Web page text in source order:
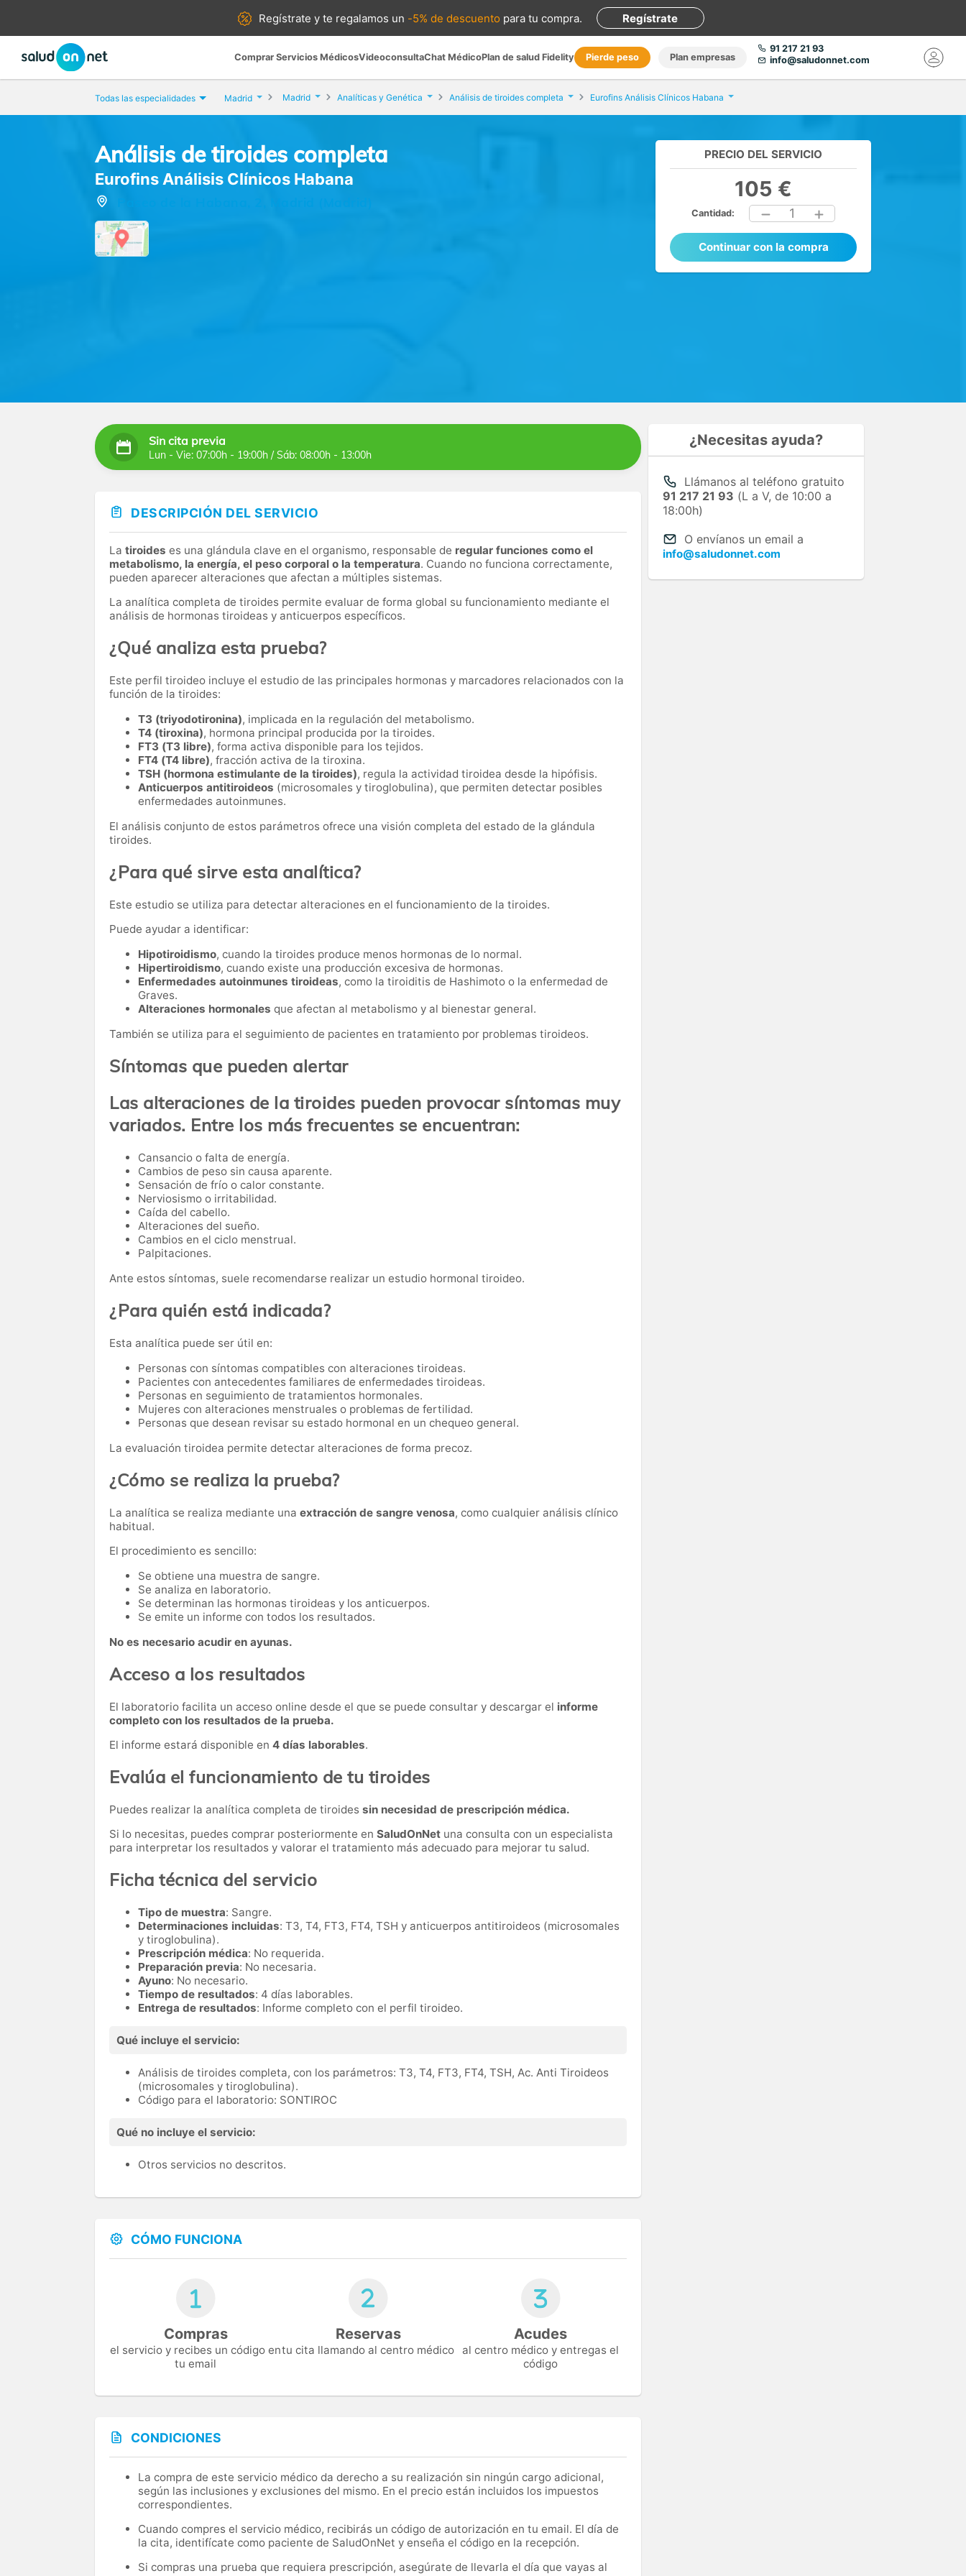
Regístrate yte regalamos un -5% de descuento para tu compra. Regístrate
Comprar Servicios MédicosVideoconsultaChat MédicoPlan de salud Fidelity Pierde peso Plan empresas
91 217 21 93
info@saludonnet.com
Todas las especialidades Madrid Madrid Analíticas y Genética Análisis de tiroides completa Eurofins Análisis Clínicos Habana
Análisis de tiroides completa
Eurofins Análisis Clínicos Habana
PRECIO DEL SERVICIO
105 €
Cantidad: 1
Continuar con la compra
Sin cita previa
Lun - Vie: 07:00h - 19:00h / Sáb: 08:00h - 13:00h
DESCRIPCIÓN DEL SERVICIO
La tiroides es una glándula clave en el organismo, responsable de regular funciones como el
metabolismo, la energía, el peso corporal o la temperatura. Cuando no funciona correctamente,
pueden aparecer alteraciones que afectan a múltiples sistemas.
La analítica completa de tiroides permite evaluar de forma global su funcionamiento mediante el
análisis de hormonas tiroideas y anticuerpos específicos.
¿Qué analiza esta prueba?
Este perfil tiroideo incluye el estudio de las principales hormonas y marcadores relacionados con la
función de la tiroides:
T3 (triyodotironina), implicada en la regulación del metabolismo.
T4 (tiroxina), hormona principal producida por la tiroides.
FT3 (T3 libre), forma activa disponible para los tejidos.
FT4 (T4 libre), fracción activa de la tiroxina.
TSH (hormona estimulante de la tiroides), regula la actividad tiroidea desde la hipófisis.
Anticuerpos antitiroideos (microsomales y tiroglobulina), que permiten detectar posibles
enfermedades autoinmunes.
El análisis conjunto de estos parámetros ofrece una visión completa del estado de la glándula
tiroides.
¿Para qué sirve esta analítica?
Este estudio se utiliza para detectar alteraciones en el funcionamiento de la tiroides.
Puede ayudar a identificar:
Hipotiroidismo, cuando la tiroides produce menos hormonas de lo normal.
Hipertiroidismo, cuando existe una producción excesiva de hormonas.
Enfermedades autoinmunes tiroideas, como la tiroiditis de Hashimoto o la enfermedad de
Graves.
Alteraciones hormonales que afectan al metabolismo y al bienestar general.
También se utiliza para el seguimiento de pacientes en tratamiento por problemas tiroideos.
Síntomas que pueden alertar
Las alteraciones de la tiroides pueden provocar síntomas muy
variados. Entre los más frecuentes se encuentran:
Cansancio o falta de energía.
Cambios de peso sin causa aparente.
Sensación de frío o calor constante.
Nerviosismo o irritabilidad.
Caída del cabello.
Alteraciones del sueño.
Cambios en el ciclo menstrual.
Palpitaciones.
Ante estos síntomas, suele recomendarse realizar un estudio hormonal tiroideo.
¿Para quién está indicada?
Esta analítica puede ser útil en:
Personas con síntomas compatibles con alteraciones tiroideas.
Pacientes con antecedentes familiares de enfermedades tiroideas.
Personas en seguimiento de tratamientos hormonales.
Mujeres con alteraciones menstruales o problemas de fertilidad.
Personas que desean revisar su estado hormonal en un chequeo general.
La evaluación tiroidea permite detectar alteraciones de forma precoz.
¿Cómo se realiza la prueba?
La analítica se realiza mediante una extracción de sangre venosa, como cualquier análisis clínico
habitual.
El procedimiento es sencillo:
Se obtiene una muestra de sangre.
Se analiza en laboratorio.
Se determinan las hormonas tiroideas y los anticuerpos.
Se emite un informe con todos los resultados.
No es necesario acudir en ayunas.
Acceso a los resultados
El laboratorio facilita un acceso online desde el que se puede consultar y descargar el informe
completo con los resultados de la prueba.
El informe estará disponible en 4 días laborables.
Evalúa el funcionamiento de tu tiroides
Puedes realizar la analítica completa de tiroides sin necesidad de prescripción médica.
Si lo necesitas, puedes comprar posteriormente en SaludOnNet una consulta con un especialista
para interpretar los resultados y valorar el tratamiento más adecuado para mejorar tu salud.
Ficha técnica del servicio
Tipo de muestra: Sangre.
Determinaciones incluidas: T3, T4, FT3, FT4, TSH y anticuerpos antitiroideos (microsomales
y tiroglobulina).
Prescripción médica: No requerida.
Preparación previa: No necesaria.
Ayuno: No necesario.
Tiempo de resultados: 4 días laborables.
Entrega de resultados: Informe completo con el perfil tiroideo.
Qué incluye el servicio:
Análisis de tiroides completa, con los parámetros: T3, T4, FT3, FT4, TSH, Ac. Anti Tiroideos
(microsomales y tiroglobulina).
Código para el laboratorio: SONTIROC
Qué no incluye el servicio:
Otros servicios no descritos.
CÓMO FUNCIONA
Compras
el servicio y recibes un código en
tu email
Reservas
tu cita llamando al centro médico
Acudes
al centro médico y entregas el
código
CONDICIONES
La compra de este servicio médico da derecho a su realización sin ningún cargo adicional,
según las inclusiones y exclusiones del mismo. En el precio están incluidos los impuestos
correspondientes.
Cuando compres el servicio médico, recibirás un código de autorización en tu email. El día de
la cita, identifícate como paciente de SaludOnNet y enseña el código en la recepción.
Si compras una prueba que requiera prescripción, asegúrate de llevarla el día que vayas al
¿Necesitas ayuda?
Llámanos al teléfono gratuito
91 217 21 93 (L a V, de 10:00 a
18:00h)
O envíanos un email a
info@saludonnet.com